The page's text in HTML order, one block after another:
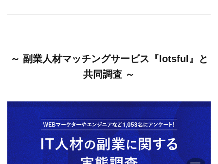
～ 副業人材マッチングサービス『lotsful』と
共同調査 ～